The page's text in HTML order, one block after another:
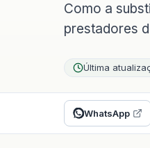
Como a
prestadores
Última
WhatsApp